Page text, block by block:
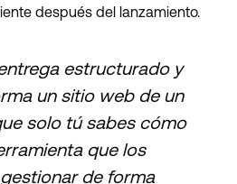
después del lanzamiento.
estructurado y
un sitio web de un
solo tú sabes cómo
que los
de forma